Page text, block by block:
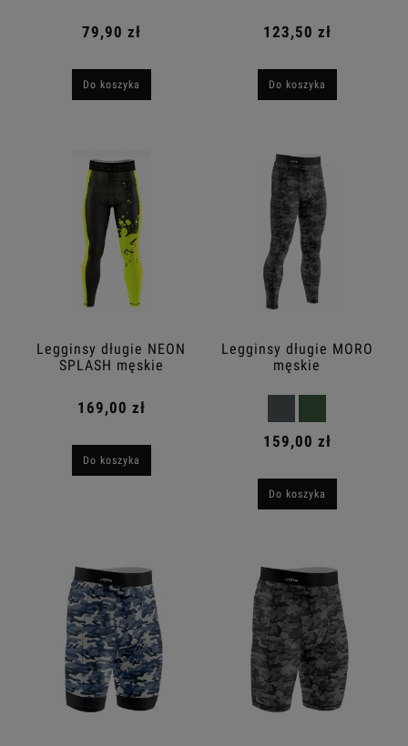
79,90 zł
Do koszyka
123,50 zł
Do koszyka
Legginsy długie NEON
SPLASH męskie
169,00 zł
Do koszyka
Legginsy długie MORO
męskie
159,00 zł
Do koszyka